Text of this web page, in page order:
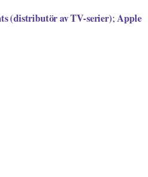
(distributör av TV-serier);Apple